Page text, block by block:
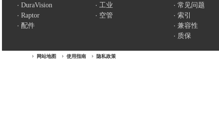
DuraVision
Raptor
配件
工业
空管
常见问题
索引
兼容性
质保
网站地图 使用指南 隐私政策